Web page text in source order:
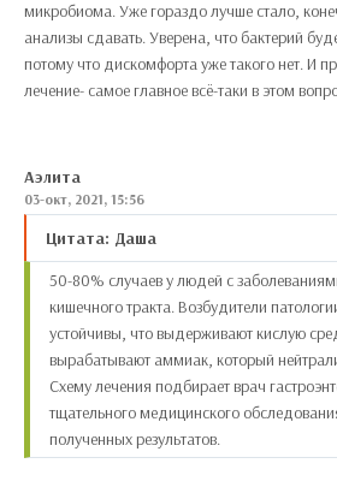
микробиома. Уже гораздо лучше стало,
анализы сдавать. Уверена, что бактерий
потому что дискомфорта уже такого нет. И
лечение- самое главное всё-таки в этом
Аэлита
03-окт, 2021, 15:56
Цитата: Даша
50-80% случаев у людей с
кишечного тракта. Возбудители
устойчивы, что выдерживают кислую
вырабатывают аммиак, который
Схему лечения подбирает врач
тщательного медицинского
полученных результатов.